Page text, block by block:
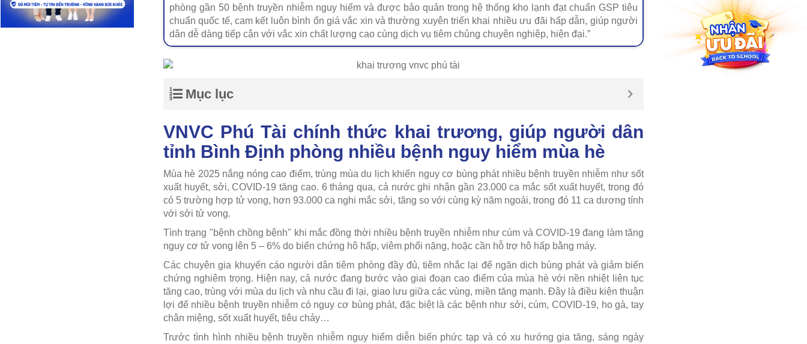
phòng gần 50 bệnh truyền nhiễm nguy hiểm và được bảo quản trong hệ thống kho lạnh đạt chuẩn GSP tiêu
chuẩn quốc tế, cam kết luôn bình ổn giá vắc xin và thường xuyên triển khai nhiều ưu đãi hấp dẫn, giúp người
dân dễ dàng tiếp cận với vắc xin chất lượng cao cùng dịch vụ tiêm chủng chuyên nghiệp, hiện đại.”
Mục lục
VNVC Phú Tài chính thức khai trương, giúp người dân
tỉnh Bình Định phòng nhiều bệnh nguy hiểm mùa hè
Mùa hè 2025 nắng nóng cao điểm, trùng mùa du lịch khiến nguy cơ bùng phát nhiều bệnh truyền nhiễm như sốt
xuất huyết, sởi, COVID-19 tăng cao. 6 tháng qua, cả nước ghi nhận gần 23.000 ca mắc sốt xuất huyết, trong đó
có 5 trường hợp tử vong, hơn 93.000 ca nghi mắc sởi, tăng so với cùng kỳ năm ngoái, trong đó 11 ca dương tính
với sởi tử vong.
Tình trạng "bệnh chồng bệnh" khi mắc đồng thời nhiều bệnh truyền nhiễm như cúm và COVID-19 đang làm tăng
nguy cơ tử vong lên 5 – 6% do biến chứng hô hấp, viêm phổi nặng, hoặc cần hỗ trợ hô hấp bằng máy.
Các chuyên gia khuyến cáo người dân tiêm phòng đầy đủ, tiêm nhắc lại để ngăn dịch bùng phát và giảm biến
chứng nghiêm trọng. Hiện nay, cả nước đang bước vào giai đoạn cao điểm của mùa hè với nền nhiệt liên tục
tăng cao, trùng với mùa du lịch và nhu cầu đi lại, giao lưu giữa các vùng, miền tăng mạnh. Đây là điều kiện thuận
lợi để nhiều bệnh truyền nhiễm có nguy cơ bùng phát, đặc biệt là các bệnh như sởi, cúm, COVID-19, ho gà, tay
chân miệng, sốt xuất huyết, tiêu chảy…
Trước tình hình nhiều bệnh truyền nhiễm nguy hiểm diễn biến phức tạp và có xu hướng gia tăng, sáng ngày